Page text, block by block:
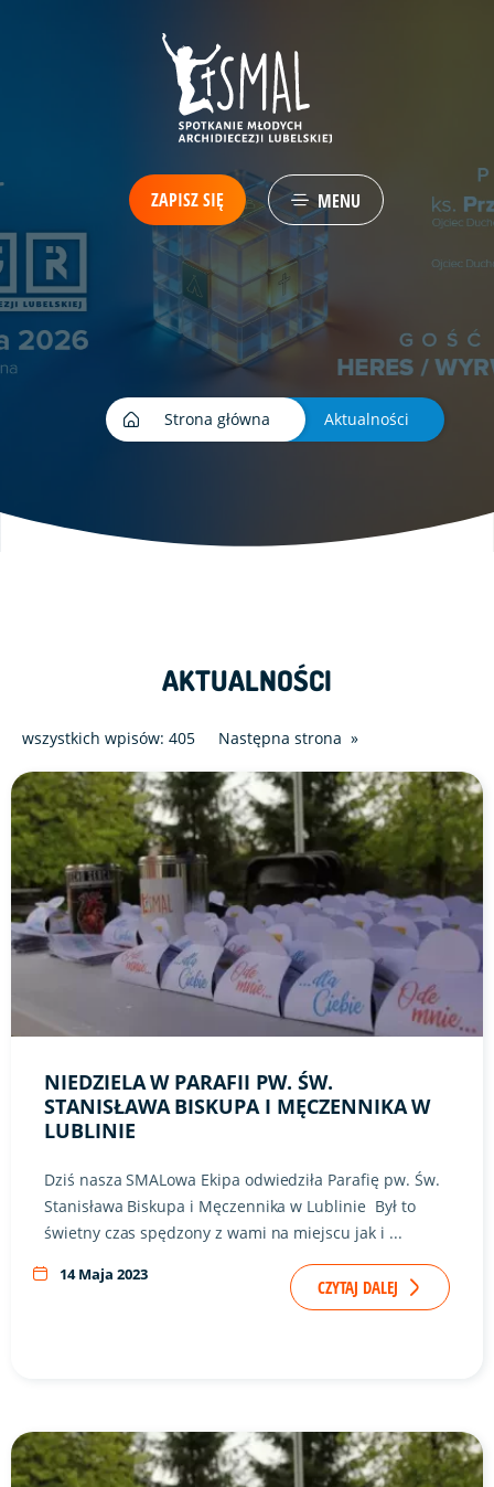
ZAPISZ SIĘ MENU
Strona główna Aktualności
AKTUALNOŚCI
wszystkich wpisów: 405 Następna strona
Link do artykułu "Niedziela w Parafii pw. Św. Stanisława
NIEDZIELA W PARAFII PW. ŚW.
STANISŁAWA BISKUPA I MĘCZENNIKA W
LUBLINIE
Dziś nasza SMALowa Ekipa odwiedziła Parafię pw. Św.
Stanisława Biskupa i Męczennika w Lublinie Był to
świetny czas spędzony z wami na miejscu jak i ...
14 Maja 2023
CZYTAJ DALEJ
Link do artykułu "Niedziela w Parafii pw. Miłosierdzia